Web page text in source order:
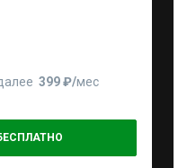
399 ₽⁠/⁠мес